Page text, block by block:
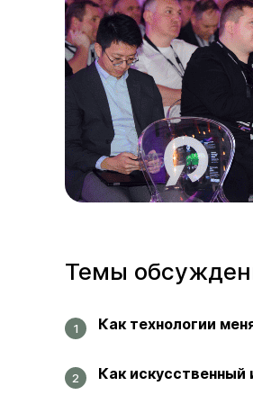
Темы
Как технологии
Как